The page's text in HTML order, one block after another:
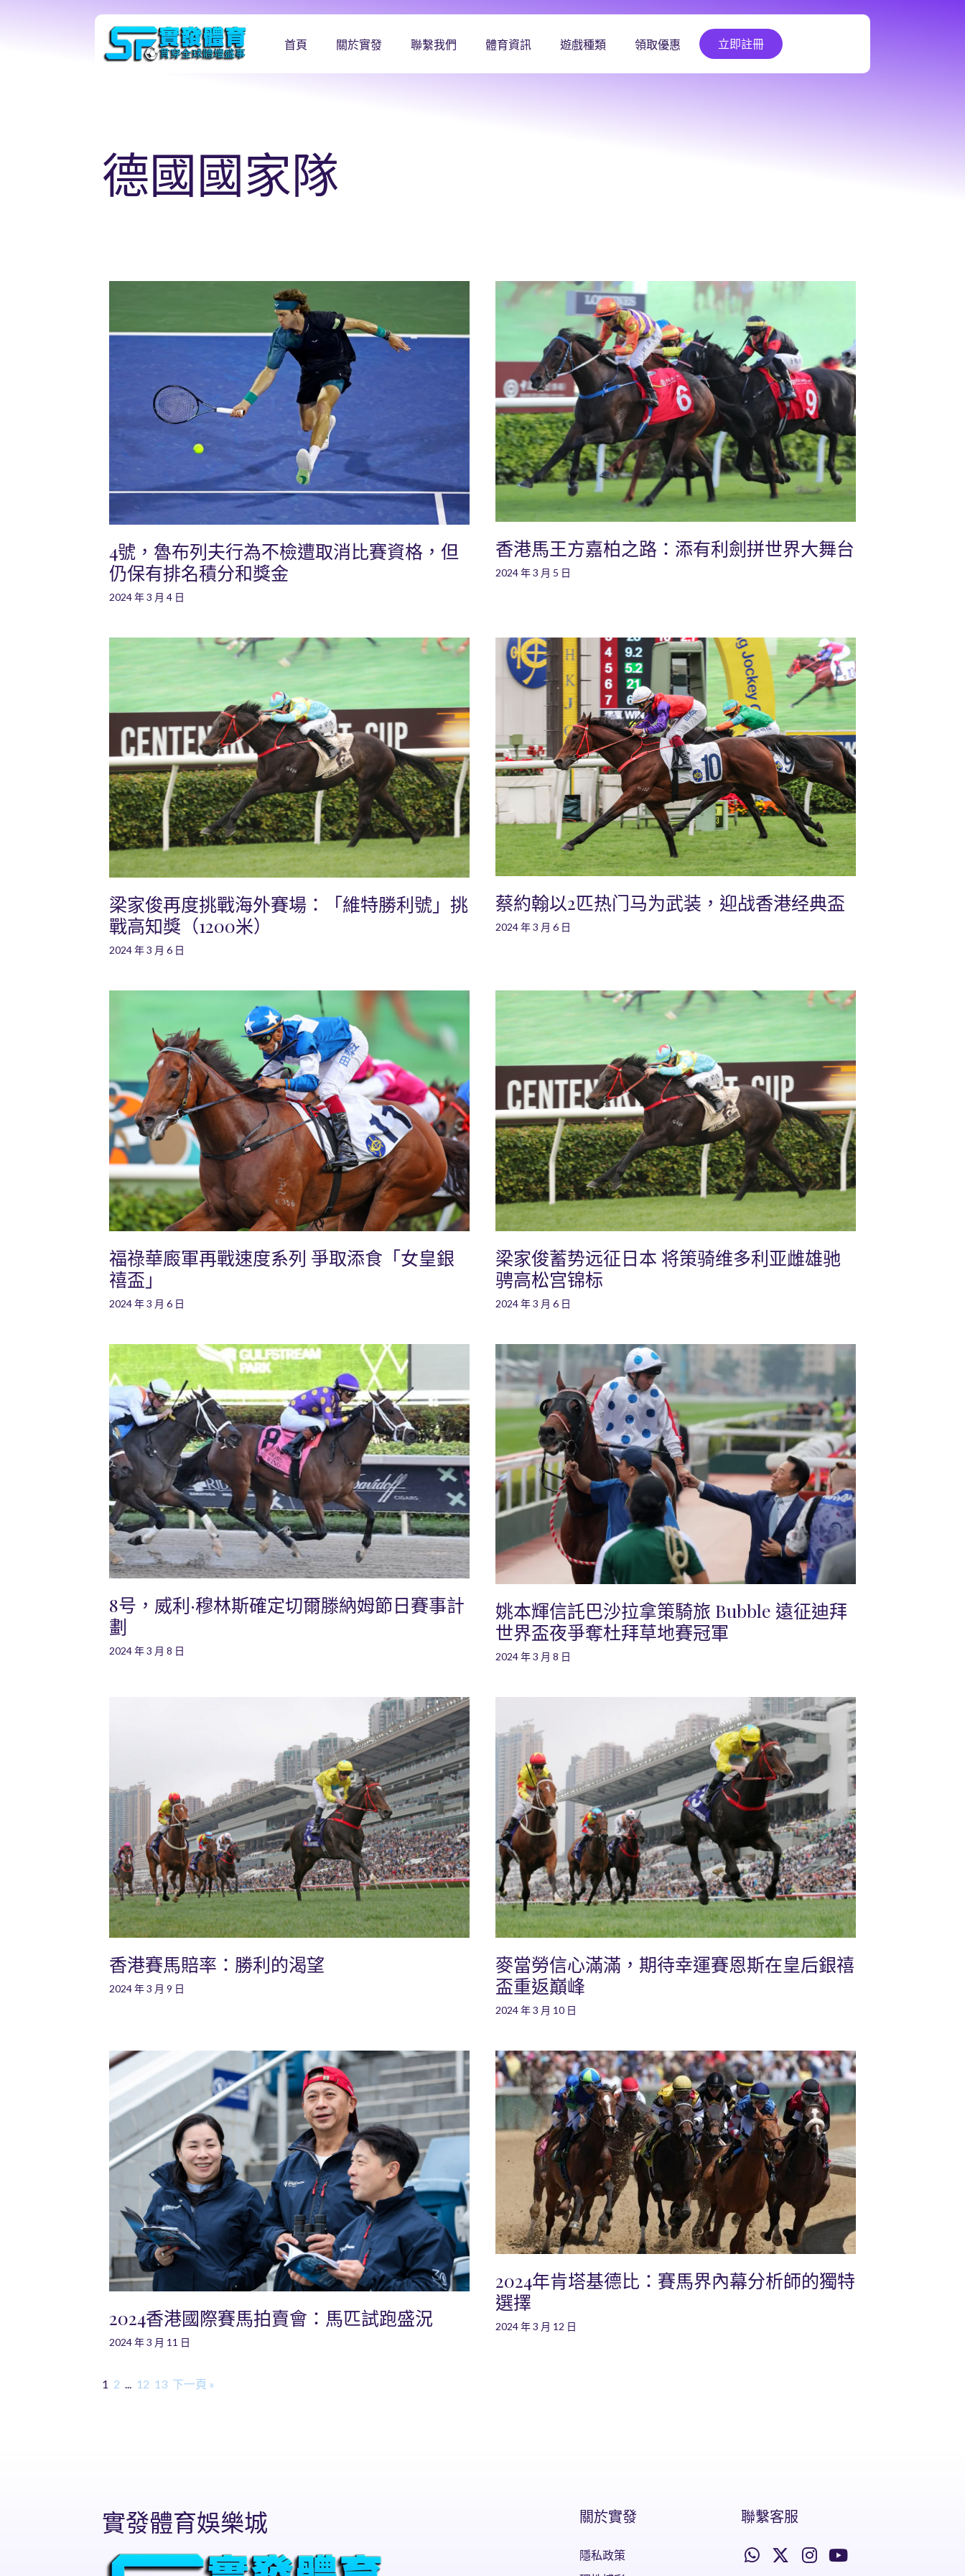
首頁 關於實發 聯繫我們 體育資訊 遊戲種類 領取優惠 立即註冊
德國國家隊
4號，魯布列夫行為不檢遭取消比賽資格，但
仍保有排名積分和獎金
2024 年 3 月 4 日
香港馬王方嘉柏之路：添有利劍拼世界大舞台
2024 年 3 月 5 日
梁家俊再度挑戰海外賽場：「維特勝利號」挑
戰高知獎（1200米）
2024 年 3 月 6 日
蔡約翰以2匹热门马为武装，迎战香港经典盃
2024 年 3 月 6 日
福祿華廄軍再戰速度系列 爭取添食「女皇銀
禧盃」
2024 年 3 月 6 日
梁家俊蓄势远征日本 将策骑维多利亚雌雄驰
骋高松宫锦标
2024 年 3 月 6 日
8号，威利·穆林斯確定切爾滕納姆節日賽事計
劃
2024 年 3 月 8 日
姚本輝信託巴沙拉拿策騎旅 Bubble 遠征迪拜
世界盃夜爭奪杜拜草地賽冠軍
2024 年 3 月 8 日
香港賽馬賠率：勝利的渴望
2024 年 3 月 9 日
麥當勞信心滿滿，期待幸運賽恩斯在皇后銀禧
盃重返巔峰
2024 年 3 月 10 日
2024香港國際賽馬拍賣會：馬匹試跑盛況
2024 年 3 月 11 日
2024年肯塔基德比：賽馬界內幕分析師的獨特
選擇
2024 年 3 月 12 日
1 2 ... 12 13 下一頁 »
實發體育娛樂城 關於實發
隱私政策
聯繫客服